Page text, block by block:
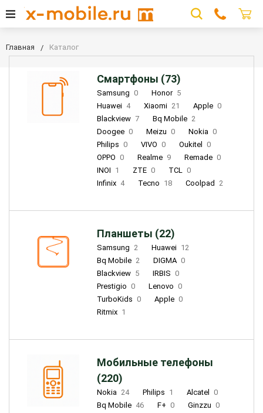
Главная Каталог
Смартфоны (73)
Samsung 0 Honor 5
Huawei 4 Xiaomi 21 Apple 0
Blackview 7 Bq Mobile 2
Doogee 0 Meizu 0 Nokia 0
Philips 0 VIVO 0 Oukitel
0
OPPO 0 Realme 9 Remade 0
INOI 1 ZTE 0 TCL 0
Infinix 4 Tecno 18 Coolpad 2
Планшеты (22)
Samsung 2 Huawei 12
Bq Mobile 2 DIGMA 0
Blackview 5 IRBIS 0
Prestigio 0 Lenovo 0
TurboKids 0 Apple 0
Ritmix 1
Мобильные телефоны
(220)
Nokia 24 Philips 1 Alcatel
0
Bq Mobile 46 F+ 0 Ginzzu 0